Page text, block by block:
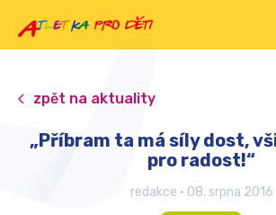
zpět na aktuality
„Příbram ta má síly dost,
pro radost!“
redakce • 08. srpna 2016